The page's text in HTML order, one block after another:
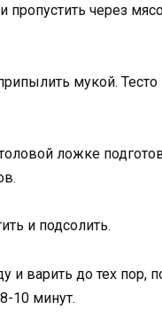
через
мукой. Тесто
ложке
и подсолить.
варить до тех пор,
10 минут.